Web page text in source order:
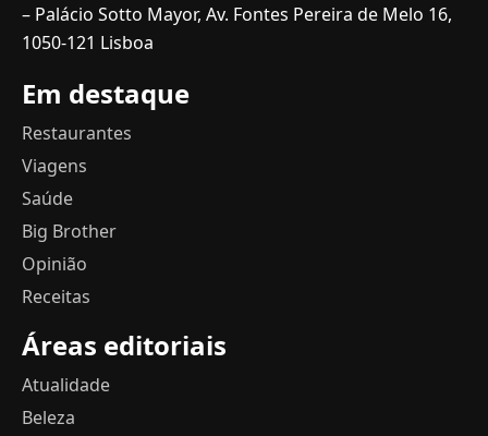
– Palácio Sotto Mayor, Av. Fontes Pereira de Melo 16,
1050-121 Lisboa
Em destaque
Restaurantes
Viagens
Saúde
Big Brother
Opinião
Receitas
Áreas editoriais
Atualidade
Beleza